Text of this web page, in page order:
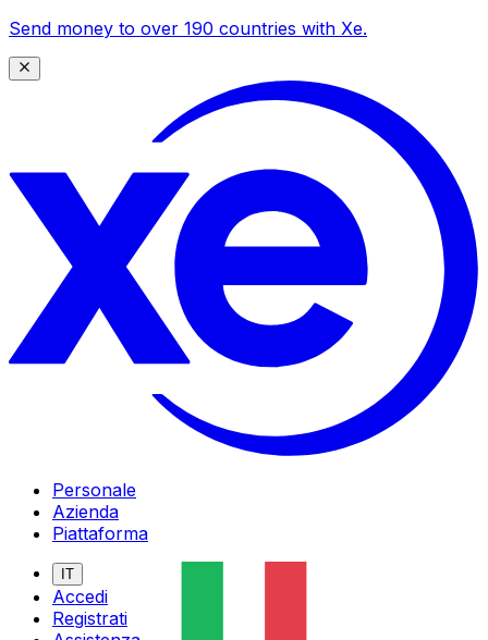
Send money to over 190 countries with Xe.
Personale
Azienda
Piattaforma
IT
Accedi
Registrati